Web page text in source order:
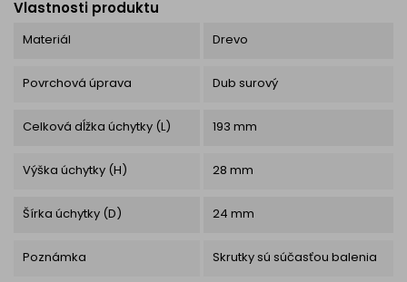
Vlastnosti produktu
Materiál Drevo
Povrchová úprava Dub surový
Celková dĺžka úchytky (L) 193 mm
Výška úchytky (H) 28 mm
Šírka úchytky (D) 24 mm
Poznámka Skrutky sú súčasťou balenia